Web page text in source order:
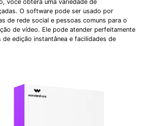
você obterá uma variedade de
O software pode ser usado por
de rede social e pessoas comuns para o
de vídeo. Ele pode atender perfeitamente
de edição instantânea e facilidades de